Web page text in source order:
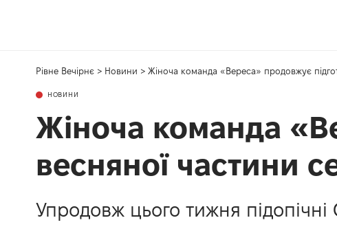
Рівне Вечірнє > Новини > Жіноча команда «Вереса» продовжує
НОВИНИ
Жіноча команда
весняної частини
Упродовж цього тижня